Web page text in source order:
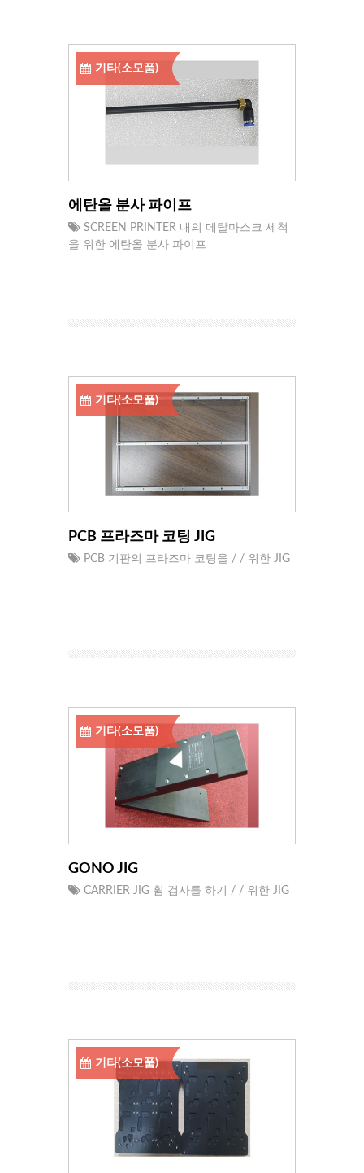
기타(소모품)
에탄올 분사 파이프
SCREEN PRINTER 내의 메탈마스크 세척
을 위한 에탄올 분사 파이프
기타(소모품)
PCB 프라즈마 코팅 JIG
PCB 기판의 프라즈마 코팅을 / / 위한 JIG
기타(소모품)
GONO JIG
CARRIER JIG 휨 검사를 하기 / / 위한 JIG
기타(소모품)